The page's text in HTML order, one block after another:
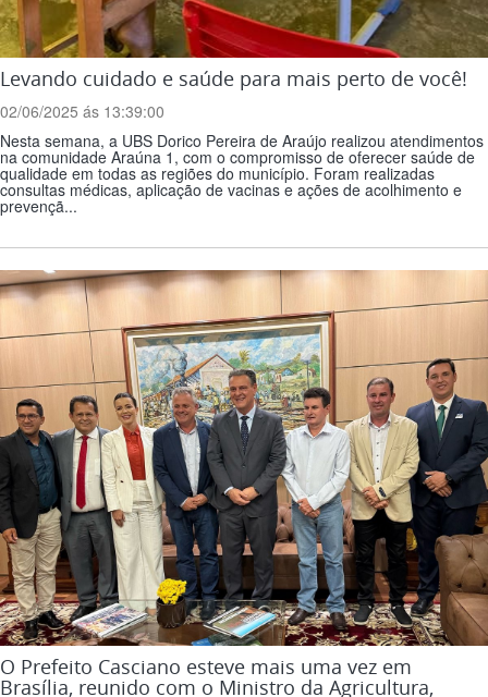
Levando cuidado e saúde para mais perto de você!
02/06/2025 ás 13:39:00
Nesta semana, a UBS Dorico Pereira de Araújo realizou atendimentos
na comunidade Araúna 1, com o compromisso de oferecer saúde de
qualidade em todas as regiões do município. Foram realizadas
consultas médicas, aplicação de vacinas e ações de acolhimento e
prevençã...
O Prefeito Casciano esteve mais uma vez em
Brasília, reunido com o Ministro da Agricultura,